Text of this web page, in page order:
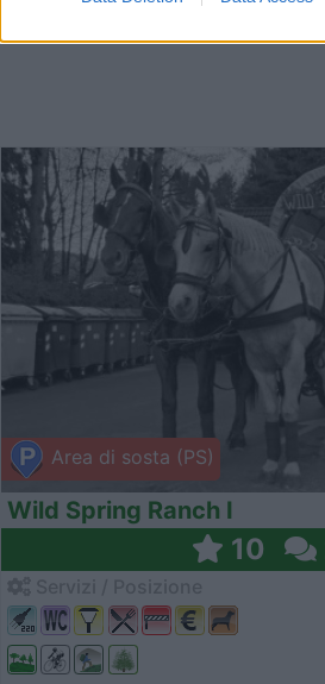
Area di sosta (PS)
Wild Spring Ranch I
10